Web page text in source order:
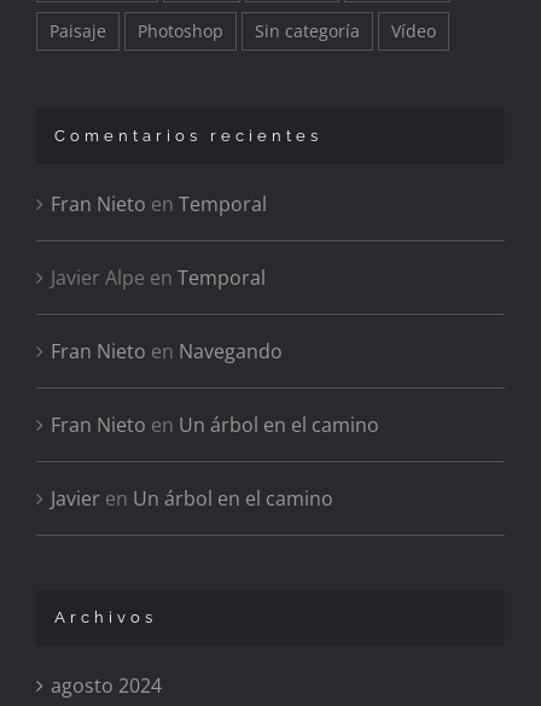
Paisaje Photoshop Sin categoría Vídeo
Comentarios recientes
Fran Nieto en Temporal
Javier Alpe en Temporal
Fran Nieto en Navegando
Fran Nieto en Un árbol en el camino
Javier en Un árbol en el camino
Archivos
agosto 2024